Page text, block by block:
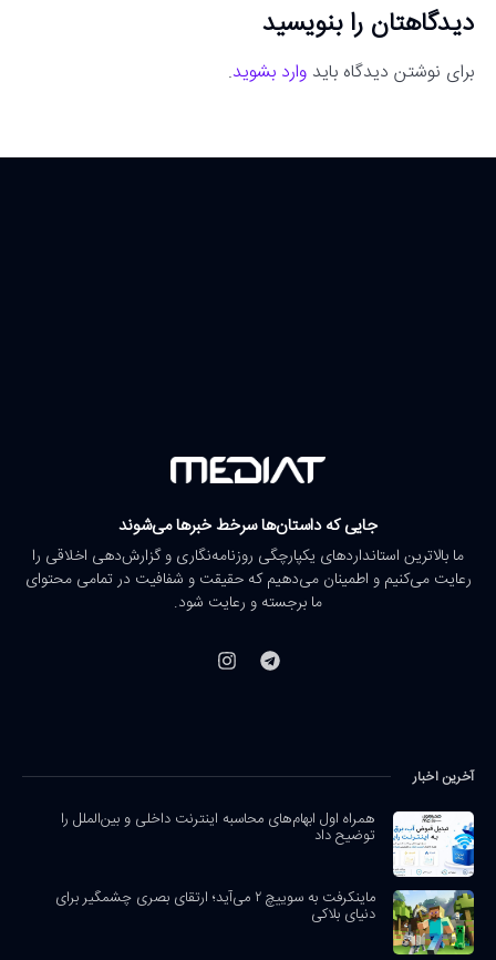
دیدگاهتان را بنویسید
برای نوشتن دیدگاه باید وارد بشوید.
جایی که داستان‌ها سرخط خبرها می‌شوند
ما بالاترین استانداردهای یکپارچگی روزنامه‌نگاری و گزارش‌دهی اخلاقی را
رعایت می‌کنیم و اطمینان می‌دهیم که حقیقت و شفافیت در تمامی محتوای
ما برجسته و رعایت شود.
آخرین اخبار
همراه اول ابهام‌های محاسبه اینترنت داخلی و بین‌الملل را
توضیح داد
ماینکرفت به سوییچ ۲ می‌آید؛ ارتقای بصری چشمگیر برای
دنیای بلاکی